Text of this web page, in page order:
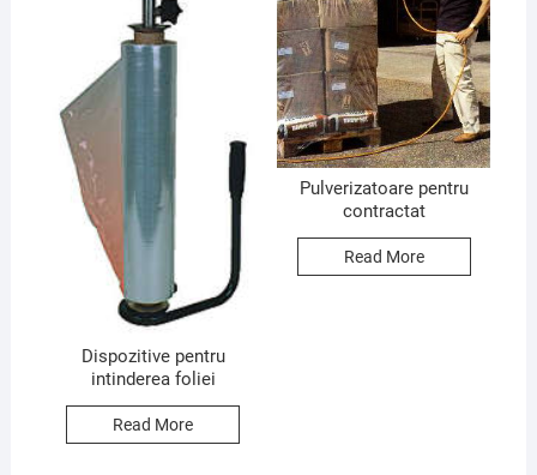
Dispozitive pentru
intinderea foliei
Read More
Pulverizatoare pentru
contractat
Read More